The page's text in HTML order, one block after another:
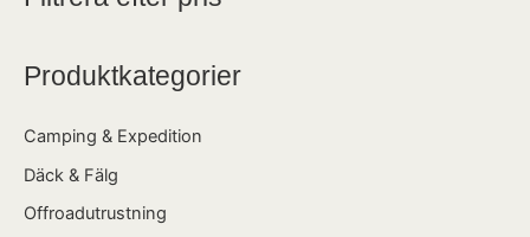
Produktkategorier
Camping & Expedition
Däck & Fälg
Offroadutrustning